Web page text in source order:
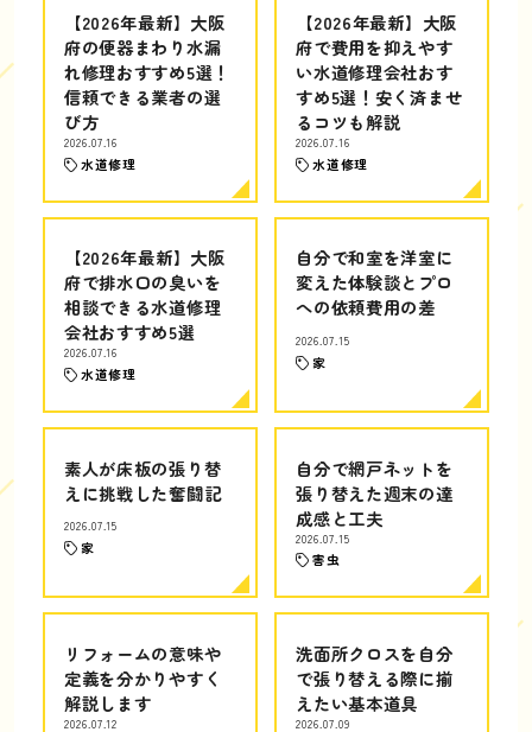
【2026年最新】大阪
府の便器まわり水漏
れ修理おすすめ5選！
信頼できる業者の選
び方
2026.07.16
水道修理
【2026年最新】大阪
府で費用を抑えやす
い水道修理会社おす
すめ5選！安く済ませ
るコツも解説
2026.07.16
水道修理
【2026年最新】大阪
府で排水口の臭いを
相談できる水道修理
会社おすすめ5選
2026.07.16
水道修理
自分で和室を洋室に
変えた体験談とプロ
への依頼費用の差
2026.07.15
家
素人が床板の張り替
えに挑戦した奮闘記
2026.07.15
家
自分で網戸ネットを
張り替えた週末の達
成感と工夫
2026.07.15
害虫
リフォームの意味や
定義を分かりやすく
解説します
2026.07.12
洗面所クロスを自分
で張り替える際に揃
えたい基本道具
2026.07.09